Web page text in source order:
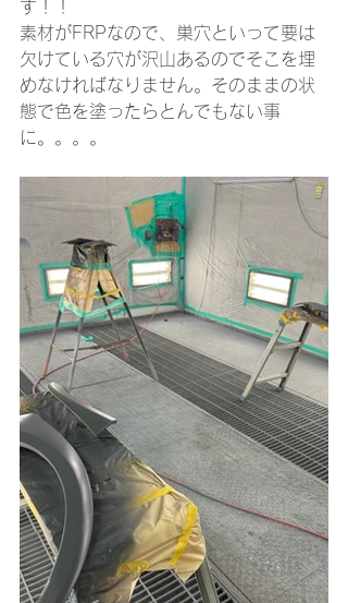
す！！
素材がFRPなので、巣穴といって要は
欠けている穴が沢山あるのでそこを埋
めなければなりません。そのままの状
態で色を塗ったらとんでもない事
に。。。。